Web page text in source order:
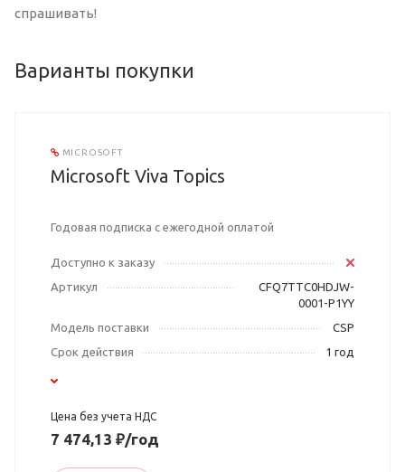
спрашивать!
Варианты покупки
MICROSOFT
Microsoft Viva Topics
Годовая подписка с ежегодной оплатой
Доступно к заказу
Артикул
CFQ7TTC0HDJW-
0001-P1YY
Модель поставки
CSP
Срок действия
1 год
Цена без учета НДС
7 474,13 ₽/год